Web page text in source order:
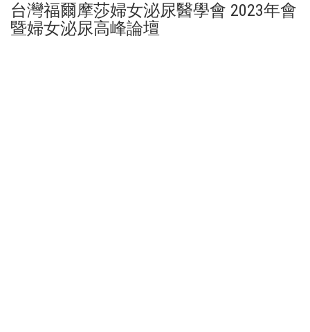
台灣福爾摩莎婦女泌尿醫學會 2023年會
暨婦女泌尿高峰論壇